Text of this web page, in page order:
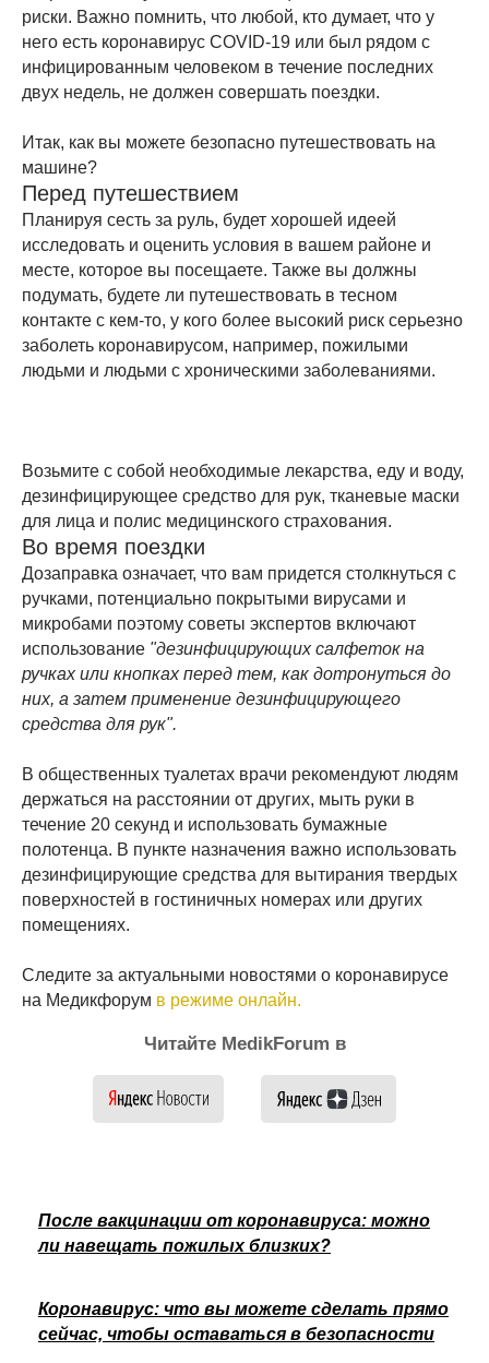
риски. Важно помнить, что любой, кто думает, что у
него есть коронавирус COVID-19 или был рядом с
инфицированным человеком в течение последних
двух недель, не должен совершать поездки.
Итак, как вы можете безопасно путешествовать на
машине?
Перед путешествием
Планируя сесть за руль, будет хорошей идеей
исследовать и оценить условия в вашем районе и
месте, которое вы посещаете. Также вы должны
подумать, будете ли путешествовать в тесном
контакте с кем-то, у кого более высокий риск серьезно
заболеть коронавирусом, например, пожилыми
людьми и людьми с хроническими заболеваниями.
Возьмите с собой необходимые лекарства, еду и воду,
дезинфицирующее средство для рук, тканевые маски
для лица и полис медицинского страхования.
Во время поездки
Дозаправка означает, что вам придется столкнуться с
ручками, потенциально покрытыми вирусами и
микробами поэтому советы экспертов включают
использование "дезинфицирующих салфеток на
ручках или кнопках перед тем, как дотронуться до
них, а затем применение дезинфицирующего
средства для рук".
В общественных туалетах врачи рекомендуют людям
держаться на расстоянии от других, мыть руки в
течение 20 секунд и использовать бумажные
полотенца. В пункте назначения важно использовать
дезинфицирующие средства для вытирания твердых
поверхностей в гостиничных номерах или других
помещениях.
Следите за актуальными новостями о коронавирусе
на Медикфорум в режиме онлайн.
Читайте MedikForum в
После вакцинации от коронавируса: можно
ли навещать пожилых близких?
Коронавирус: что вы можете сделать прямо
сейчас, чтобы оставаться в безопасности